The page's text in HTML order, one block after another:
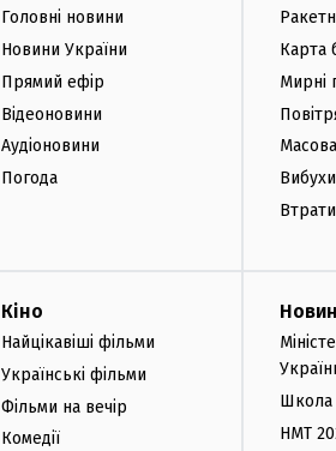
Головні новини
Новини України
Прямий ефір
Відеоновини
Аудіоновини
Погода
Карта
Мирні
Вибухи
Кіно
Найцікавіші фільми
Українські фільми
Фільми на вечір
Комедії
Школа
НМТ